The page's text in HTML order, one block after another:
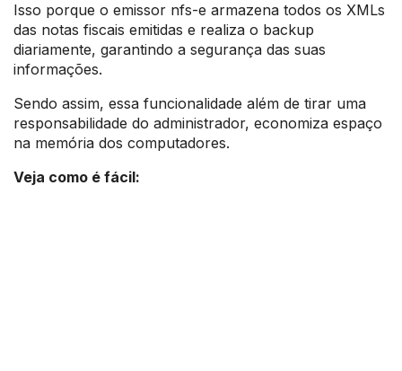
Isso porque o emissor nfs-e armazena todos os XMLs
das notas fiscais emitidas e realiza o backup
diariamente, garantindo a segurança das suas
informações.
Sendo assim, essa funcionalidade além de tirar uma
responsabilidade do administrador, economiza espaço
na memória dos computadores.
Veja como é fácil: